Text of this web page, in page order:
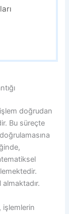
doğrudan
Bu süreçte
işlemlerin